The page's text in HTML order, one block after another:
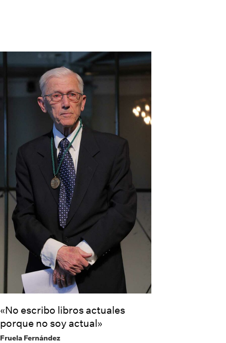
«No escribo libros actuales
porque no soy actual»
Fruela Fernández